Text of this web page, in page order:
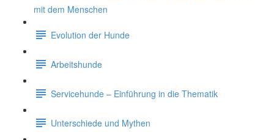
mit dem Menschen
Evolution der Hunde
Arbeitshunde
Servicehunde – Einführung in die Thematik
Unterschiede und Mythen